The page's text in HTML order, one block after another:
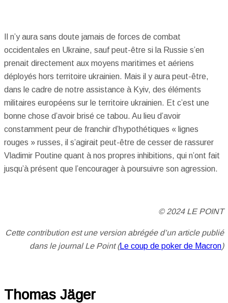
Il n’y aura sans doute jamais de forces de combat
occidentales en Ukraine, sauf peut-être si la Russie s’en
prenait directement aux moyens maritimes et aériens
déployés hors territoire ukrainien. Mais il y aura peut-être,
dans le cadre de notre assistance à Kyiv, des éléments
militaires européens sur le territoire ukrainien. Et c’est une
bonne chose d’avoir brisé ce tabou. Au lieu d’avoir
constamment peur de franchir d’hypothétiques « lignes
rouges » russes, il s’agirait peut-être de cesser de rassurer
Vladimir Poutine quant à nos propres inhibitions, qui n’ont fait
jusqu’à présent que l’encourager à poursuivre son agression.
© 2024 LE POINT
Cette contribution est une version abrégée d’un article publié
dans le journal Le Point (Le coup de poker de Macron)
Thomas Jäger